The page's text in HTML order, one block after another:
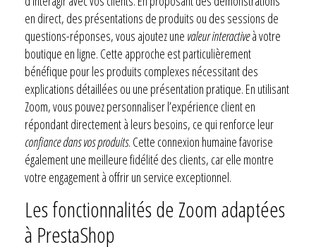
en direct, des présentations de produits ou des sessions de
questions-réponses, vous ajoutez une valeur interactiveà votre
boutique en ligne. Cette approche est particulièrement
bénéfique pour les produits complexes nécessitant des
explications détaillées ou une présentation pratique. En utilisant
Zoom, vous pouvez personnaliser l’expérience client en
répondant directement à leurs besoins, ce qui renforce leur
confiance dans vos produits. Cette connexion humaine favorise
également une meilleure fidélité des clients, car elle montre
votre engagement à offrir un service exceptionnel.
Les fonctionnalités de Zoom adaptées
à PrestaShop